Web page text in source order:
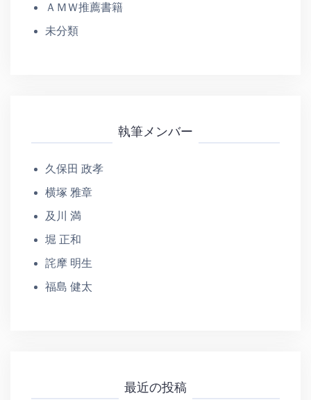
ＡＭＷ推薦書籍
未分類
執筆メンバー
久保田 政孝
横塚 雅章
及川 満
堀 正和
詫摩 明生
福島 健太
最近の投稿